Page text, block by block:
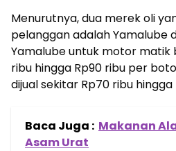
Menurutnya, dua merek oli
pelanggan adalah Yamalube
Yamalube untuk motor matik
ribu hingga Rp90 ribu per
dijual sekitar Rp70 ribu
Baca Juga : Makanan
Asam Urat